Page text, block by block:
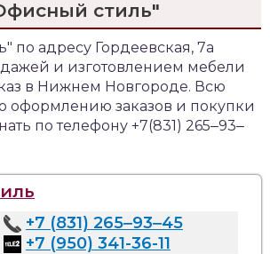
стиль"
по адресу Гордеевская, 7а
и изготовлением мебели
в Нижнем Новгороде. Всю
заказов и покупки
по телефону +7(831) 265‒93‒
+7 (831) 265‒93‒45
+7 (950) 341-36-11